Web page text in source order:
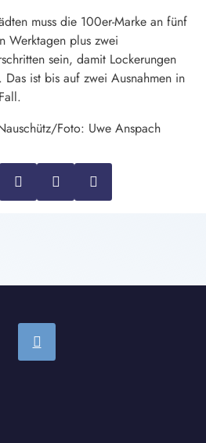
muss die 100er-Marke an fünf
Werktagen plus zwei
sein, damit Lockerungen
Das ist bis auf zwei Ausnahmen in
Foto: Uwe Anspach